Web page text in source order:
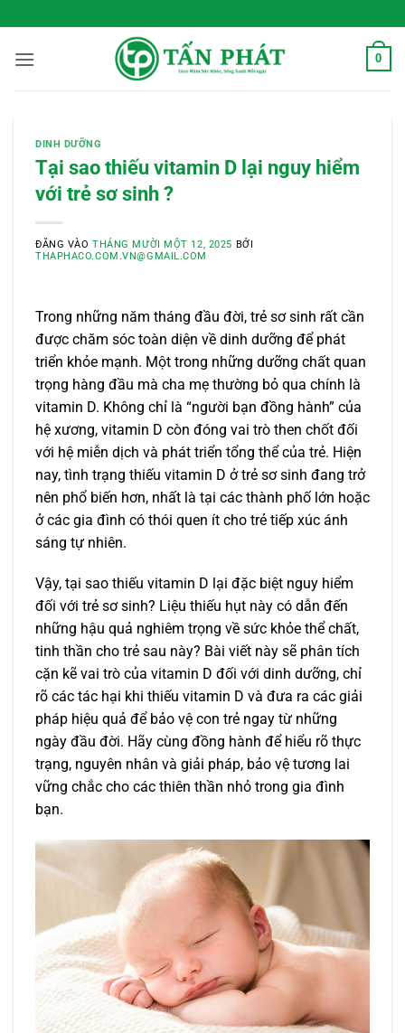
qua
nội
0
DINH DƯỠNG
Tại sao thiếu vitamin D lại nguy hiểm
với trẻ sơ sinh ?
ĐĂNG VÀOTHÁNG MƯỜI MỘT 12, 2025 BỞI
THAPHACO.COM.VN@GMAIL.COM
Trong những năm tháng đầu đời, trẻ sơ sinh rất cần
được chăm sóc toàn diện về dinh dưỡng để phát
triển khỏe mạnh. Một trong những dưỡng chất quan
trọng hàng đầu mà cha mẹ thường bỏ qua chính là
vitamin D. Không chỉ là “người bạn đồng hành” của
hệ xương, vitamin D còn đóng vai trò then chốt đối
với hệ miễn dịch và phát triển tổng thể của trẻ. Hiện
nay, tình trạng thiếu vitamin D ở trẻ sơ sinh đang trở
nên phổ biến hơn, nhất là tại các thành phố lớn hoặc
ở các gia đình có thói quen ít cho trẻ tiếp xúc ánh
sáng tự nhiên.
Vậy, tại sao thiếu vitamin D lại đặc biệt nguy hiểm
đối với trẻ sơ sinh? Liệu thiếu hụt này có dẫn đến
những hậu quả nghiêm trọng về sức khỏe thể chất,
tinh thần cho trẻ sau này? Bài viết này sẽ phân tích
cặn kẽ vai trò của vitamin D đối với dinh dưỡng, chỉ
rõ các tác hại khi thiếu vitamin D và đưa ra các giải
pháp hiệu quả để bảo vệ con trẻ ngay từ những
ngày đầu đời. Hãy cùng đồng hành để hiểu rõ thực
trạng, nguyên nhân và giải pháp, bảo vệ tương lai
vững chắc cho các thiên thần nhỏ trong gia đình
bạn.